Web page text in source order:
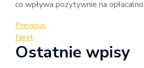
co wpływa pozytywnie na
Nawigacja
wpisu
Previous
Post
Previous
Next
Post
Next
Ostatnie wpisy